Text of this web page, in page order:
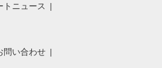
トニュース
問い合わせ